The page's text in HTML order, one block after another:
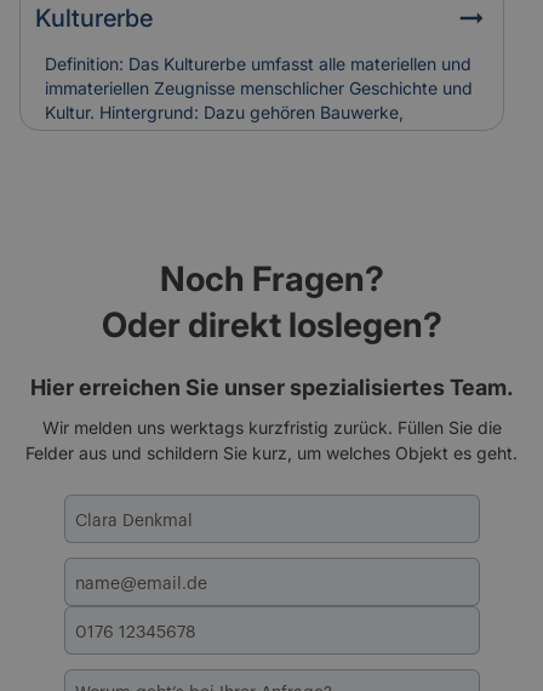
auch zur Verbesserung der Wärmedämmung genutzt.
historischen Vorsatzschalen können
Feuchtigkeitsschäden verursachen. Ihr Zustand wird
bei der Gebäudebewertung und Schadenanalyse mit
einbezogen.
Kulturerbe
Definition: Das Kulturerbe umfasst alle materiellen und
immateriellen Zeugnisse menschlicher Geschichte und
Kultur. Hintergrund: Dazu gehören Bauwerke,
Kunstwerke, Traditionen und Handwerksformen, die
und Erhalt meist aufwendig und kostenintensiv sind.
Noch Fragen?
Oder direkt loslegen?
Hier erreichen Sie unser spezialisiertes Team.
Wir melden uns werktags kurzfristig zurück. Füllen Sie die
Felder aus und schildern Sie kurz, um welches Objekt es geht.